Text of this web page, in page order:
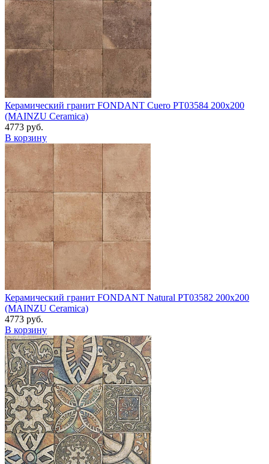
Керамический гранит FONDANT Cuero PT03584 200x200
(MAINZU Ceramica)
4773 руб.
В корзину
Керамический гранит FONDANT Natural PT03582 200x200
(MAINZU Ceramica)
4773 руб.
В корзину